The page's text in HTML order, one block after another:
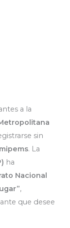
a la
sin
. La
ha
Nacional
,
que desee